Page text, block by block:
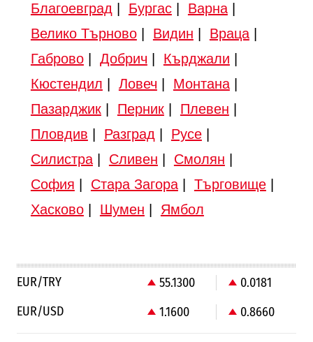
Благоевград Бургас| Варна|
Велико Търново| Видин Враца|
Габрово| Добрич Кърджали
Кюстендил
Ловеч Монтана|
Пазарджик| Перник| Плевен
Пловдив
Разград Русе|
Силистра| Сливен Смолян
София
Стара Загора| Търговище|
Хасково| Шумен Ямбол
EUR/TRY 55.1300
0.0181
EUR/USD
1.1600 0.8660